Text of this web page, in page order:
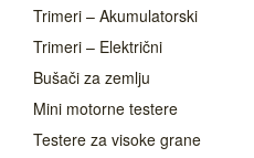
Trimeri – Akumulatorski
Trimeri – Električni
Bušači za zemlju
Mini motorne testere
Testere za visoke grane